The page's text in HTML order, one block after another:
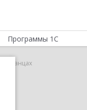
Программы 1С
в Сланцах